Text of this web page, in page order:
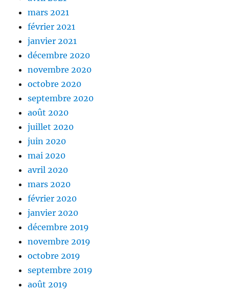
mars 2021
février 2021
janvier 2021
décembre 2020
novembre 2020
octobre 2020
septembre 2020
août 2020
juillet 2020
juin 2020
mai 2020
avril 2020
mars 2020
février 2020
janvier 2020
décembre 2019
novembre 2019
octobre 2019
septembre 2019
août 2019